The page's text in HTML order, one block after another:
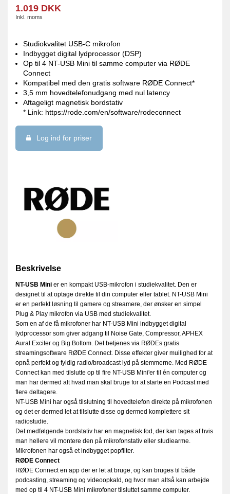
1.019 DKK
Inkl. moms
Studiokvalitet USB-C mikrofon
Indbygget digital lydprocessor (DSP)
Op til 4 NT-USB Mini til samme computer via RØDE
Connect
Kompatibel med den gratis software RØDE Connect*
3,5 mm hovedtelefonudgang med nul latency
Aftageligt magnetisk bordstativ
* Link: https://rode.com/en/software/rodeconnect
Log ind for priser
Beskrivelse
NT-USB Mini er en kompakt USB-mikrofon i studiekvalitet. Den er
designet til at optage direkte til din computer eller tablet. NT-USB Mini
er en perfekt løsning til gamere og streamere, der ønsker en simpel
Plug & Play mikrofon via USB med studiekvalitet.
Som en af ​​de få mikrofoner har NT-USB Mini indbygget digital
lydprocessor som giver adgang til Noise Gate, Compressor, APHEX
Aural Exciter og Big Bottom. Det betjenes via RØDEs gratis
streamingsoftware RØDE Connect. Disse effekter giver muilighed for at
opnå perfekt og fyldig radio/broadcast lyd på stemmerne. Med RØDE
Connect kan med tilslutte op til fire NT-USB Mini'er til én computer og
man har dermed alt hvad man skal bruge for at starte en Podcast med
flere deltagere.
NT-USB Mini har også tilslutning til hovedtelefon direkte på mikrofonen
og det er dermed let at tilslutte disse og dermed komplettere sit
radiostudie.
Det medfølgende bordstativ har en magnetisk fod, der kan tages af hvis
man hellere vil montere den på mikrofonstativ eller studiearme.
Mikrofonen har også et indbygget popfilter.
RØDE Connect
RØDE Connect en app der er let at bruge, og kan bruges til både
podcasting, streaming og videoopkald, og hvor man altså kan arbejde
med op til 4 NT-USB Mini mikrofoner tilsluttet samme computer.